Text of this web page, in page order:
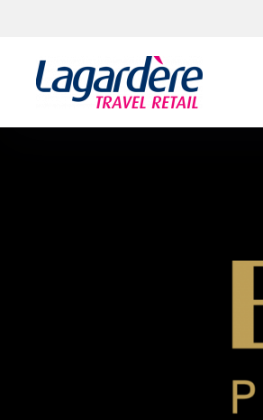
Vai al piè di pagina